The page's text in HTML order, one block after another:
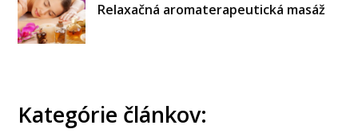
Relaxačná aromaterapeutická masáž
Kategórie článkov: